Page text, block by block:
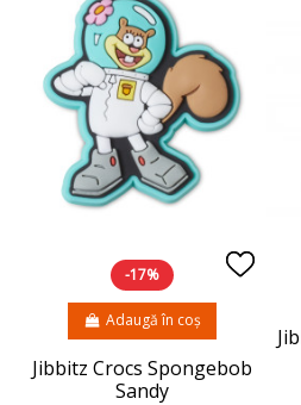
-17%
Jibbitz Crocs Spongebob
Sandy
Adaugă în coș